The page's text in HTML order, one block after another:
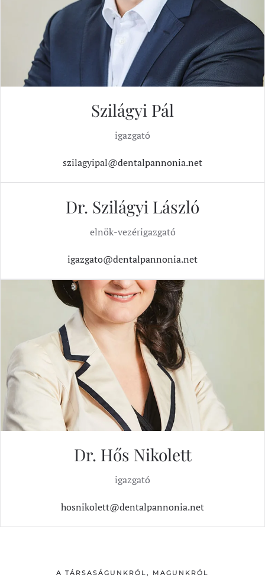
Szilágyi Pál
igazgató
szilagyipal@dentalpannonia.net
Dr. Szilágyi László
elnök-vezérigazgató
igazgato@dentalpannonia.net
Dr. Hős Nikolett
igazgató
hosnikolett@dentalpannonia.net
A TÁRSASÁGUNKRÓL, MAGUNKRÓL